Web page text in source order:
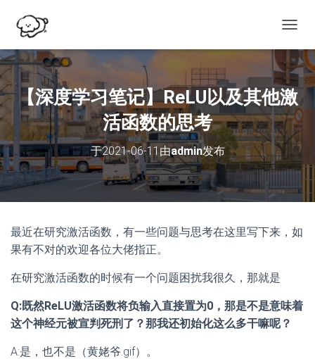
换
导
航
【深度学习笔记】ReLU以及其他激
活函数的思考
于2021-06-11 由admin发布
最近在研究激活函数，有一些问题与思考在这里写下来，如
果有不对的欢迎各位大佬指正。
在研究激活函数的时候有一个问题困扰我很久，那就是
Q:既然ReLU激活函数将负输入直接置为0，那是不是意味着
这个神经元被宣判死刑了？那我还初始化这么多干嘛呢？
A:是，也不是（黄姥爷.gif）。